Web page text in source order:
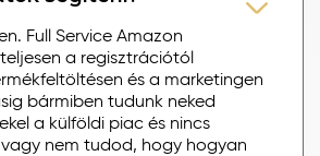
Full Service Amazon
a regisztrációtól
és a marketingen
bármiben tudunk neked
a külföldi piac és nincs
nem tudod, hogy hogyan